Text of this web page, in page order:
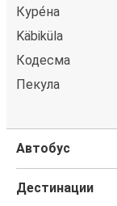
Куре́на
Käbiküla
Кодесма
Пекула
Автобус
Дестинации